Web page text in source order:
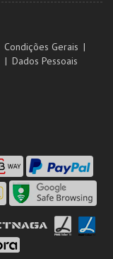
Condições Gerais
Dados Pessoais
ETNAGA